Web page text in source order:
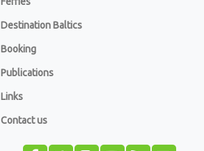
Destination Baltics
Booking
Publications
Links
Contact us